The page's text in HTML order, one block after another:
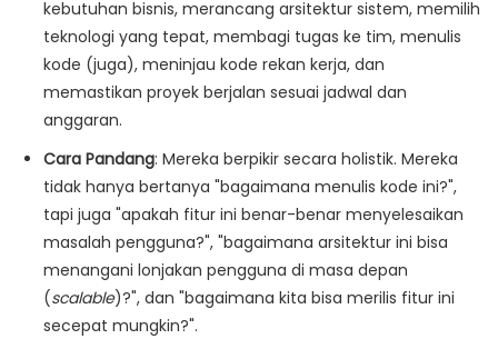
kebutuhan bisnis, merancang arsitektur sistem, memilih
teknologi yang tepat, membagi tugas ke tim, menulis
kode (juga), meninjau kode rekan kerja, dan
memastikan proyek berjalan sesuai jadwal dan
anggaran.
Cara Pandang: Mereka berpikir secara holistik. Mereka
tidak hanya bertanya "bagaimana menulis kode ini?",
tapi juga "apakah fitur ini benar-benar menyelesaikan
masalah pengguna?", "bagaimana arsitektur ini bisa
menangani lonjakan pengguna di masa depan
(scalable)?", dan "bagaimana kita bisa merilis fitur ini
secepat mungkin?".